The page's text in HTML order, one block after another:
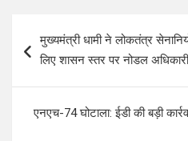
मुख्यमंत्री धामी ने लोकतंत्र
लिए शासन स्तर पर नोडल
एनएच-74 घोटाला: ईडी की बड़ी